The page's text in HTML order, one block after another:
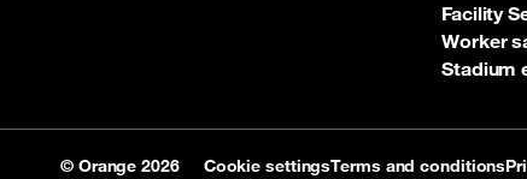
Facility
Worker
Stadium
© Orange 2026 Cookie settingsTerms and conditions